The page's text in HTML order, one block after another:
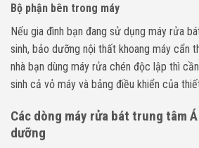
Bộ phận bên trong máy
Nếu gia đình bạn đang sử dụng máy rửa
sinh, bảo dưỡng nội thất khoang máy cẩn
nhà bạn dùng máy rửa chén độc lập thì
sinh cả vỏ máy và bảng điều khiển của
Các dòng máy rửa bát trung tâm
dưỡng